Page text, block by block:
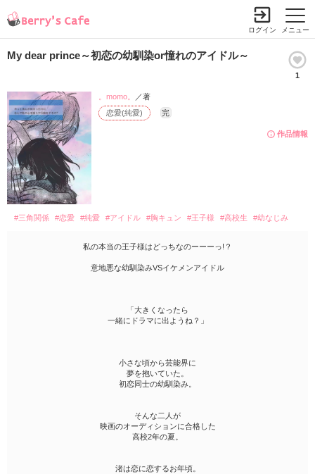
メニュー
ログイン
My dear prince～初恋の幼馴染or憧れのアイドル～
1
作品情報
恋愛(純愛) 完
。momo。 ／著
#三角関係 #恋愛 #純愛 #アイドル #胸キュン #王子様 #高校生 #幼なじみ
私の本当の王子様はどっちなのーーーっ!？
意地悪な幼馴染みVSイケメンアイドル
「大きくなったら
一緒にドラマに出ようね？」
小さな頃から芸能界に
夢を抱いていた。
初恋同士の幼馴染み。
そんな二人が
映画のオーディションに合格した
高校2年の夏。
渚は恋に恋するお年頃。